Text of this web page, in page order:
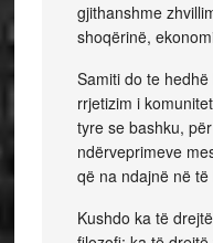
gjithanshme
shoqërinë,
Samiti do te
rrjetizim i
tyre se bashku,
ndërveprimeve
që na ndajnë në
Kushdo ka të